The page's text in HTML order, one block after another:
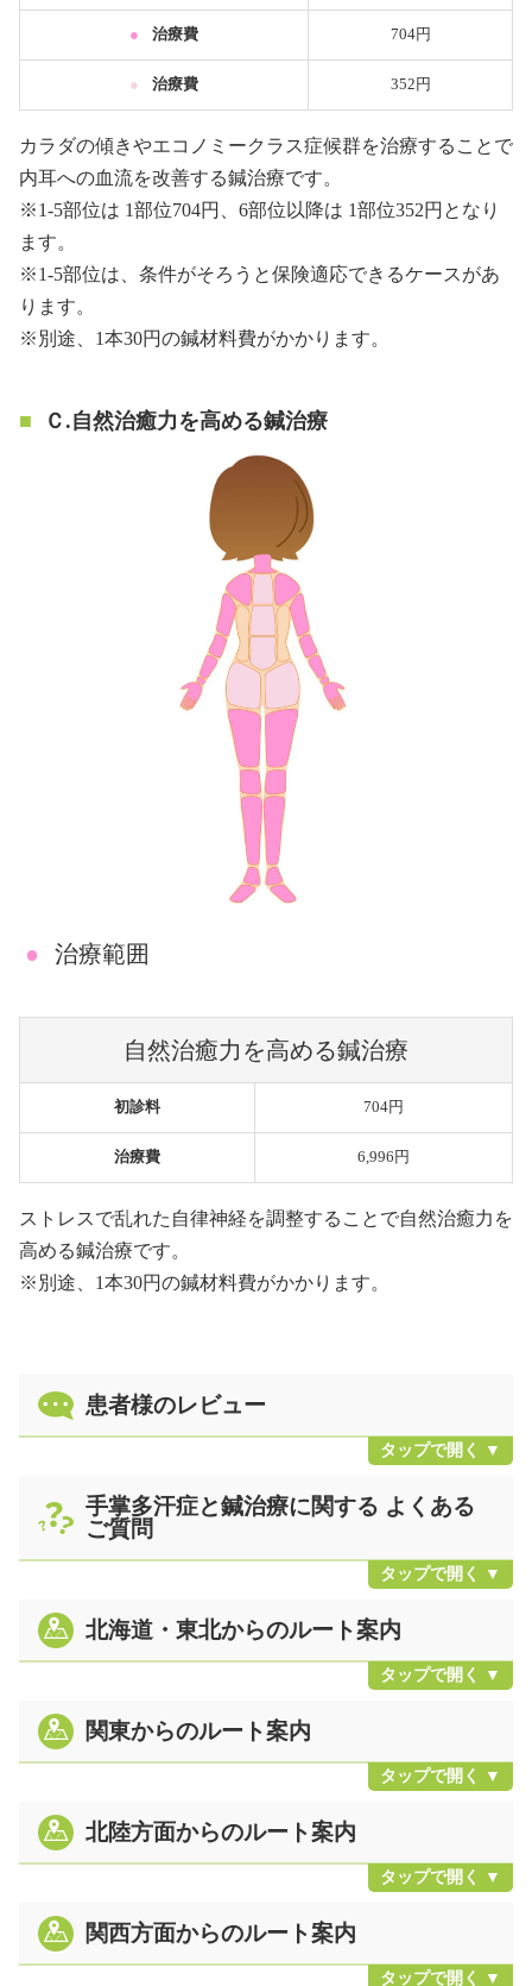
● 治療費 704円
● 治療費 352円
カラダの傾きやエコノミークラス症候群を治療することで
内耳への血流を改善する鍼治療です。
※1-5部位は 1部位704円、6部位以降は 1部位352円となり
ます。
※1-5部位は、条件がそろうと保険適応できるケースがあ
ります。
※別途、1本30円の鍼材料費がかかります。
Ｃ.自然治癒力を高める鍼治療
● 治療範囲
自然治癒力を高める鍼治療
初診料 704円
治療費 6,996円
ストレスで乱れた自律神経を調整することで自然治癒力を
高める鍼治療です。
※別途、1本30円の鍼材料費がかかります。
患者様のレビュー
手掌多汗症と鍼治療に関する よくある
ご質問
北海道・東北からのルート案内
関東からのルート案内
北陸方面からのルート案内
関西方面からのルート案内